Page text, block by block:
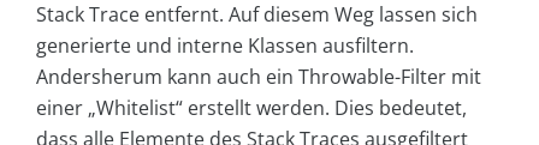
Stack Trace entfernt. Auf diesem Weg lassen sich
generierte und interne Klassen ausfiltern.
Andersherum kann auch ein Throwable-Filter mit
einer „Whitelist“ erstellt werden. Dies bedeutet,
dass alle Elemente des Stack Traces ausgefiltert